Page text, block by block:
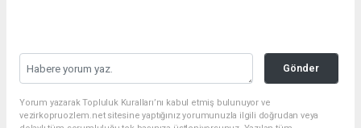
Gönder
Yorum yazarak Topluluk Kuralları’nı kabul etmiş bulunuyor ve
vezirkopruozlem.net sitesine yaptığınız yorumunuzla ilgili doğrudan veya